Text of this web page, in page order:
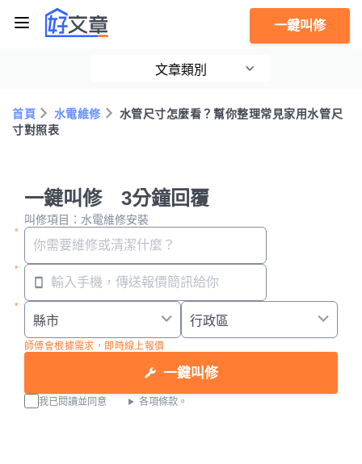
一鍵叫修
文章類別
首頁 水電維修
水管尺寸怎麼看？幫你整理常見家用水管尺
寸對照表
一鍵叫修 3分鐘回覆
叫修項目：水電維修安裝
師傅會根據需求，即時線上報價
一鍵叫修
我已閱讀並同意 各項條款。